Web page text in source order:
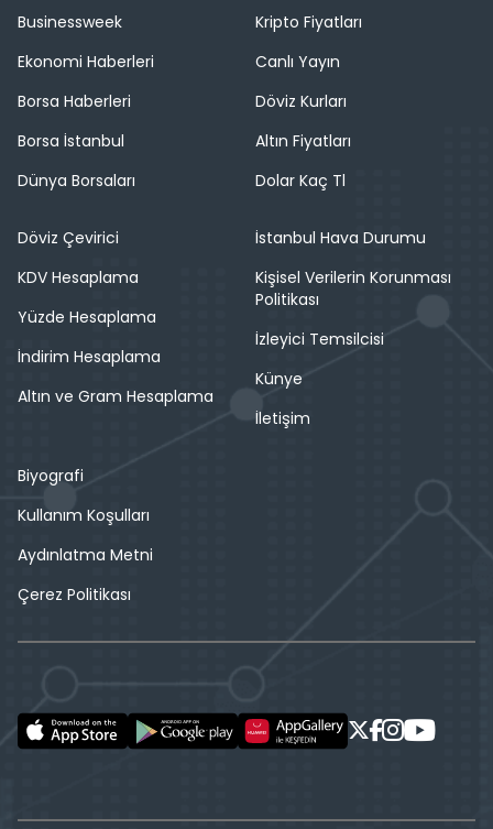
Businessweek
Ekonomi Haberleri
Borsa Haberleri
Borsa İstanbul
Dünya Borsaları
Kripto Fiyatları
Canlı Yayın
Döviz Kurları
Altın Fiyatları
Dolar Kaç Tl
Döviz Çevirici
KDV Hesaplama
Yüzde Hesaplama
İndirim Hesaplama
Altın ve Gram Hesaplama
İstanbul Hava Durumu
Kişisel Verilerin Korunması
Politikası
İzleyici Temsilcisi
Künye
İletişim
Biyografi
Kullanım Koşulları
Aydınlatma Metni
Çerez Politikası